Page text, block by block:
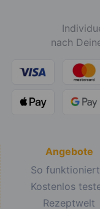
nach
Angebote
So
Kostenlos
Rezeptwelt